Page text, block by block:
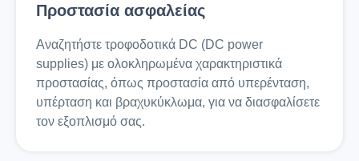
Προστασία ασφαλείας
Αναζητήστε τροφοδοτικά DC (DC power
supplies) με ολοκληρωμένα χαρακτηριστικά
προστασίας, όπως προστασία από υπερένταση,
υπέρταση και βραχυκύκλωμα, για να διασφαλίσετε
τον εξοπλισμό σας.